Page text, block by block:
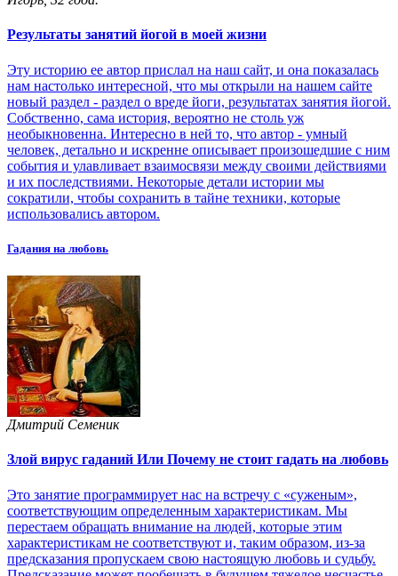
Результаты занятий йогой в моей жизни
Эту историю ее автор прислал на наш сайт, и она показалась
нам настолько интересной, что мы открыли на нашем сайте
новый раздел - раздел о вреде йоги, результатах занятия йогой.
Собственно, сама история, вероятно не столь уж
необыкновенна. Интересно в ней то, что автор - умный
человек, детально и искренне описывает произошедшие с ним
события и улавливает взаимосвязи между своими действиями
и их последствиями. Некоторые детали истории мы
сократили, чтобы сохранить в тайне техники, которые
использовались автором.
Гадания на любовь
Дмитрий Семеник
Злой вирус гаданий Или Почему не стоит гадать на любовь
Это занятие программирует нас на встречу с «суженым»,
соответствующим определенным характеристикам. Мы
перестаем обращать внимание на людей, которые этим
характеристикам не соответствуют и, таким образом, из-за
предсказания пропускаем свою настоящую любовь и судьбу.